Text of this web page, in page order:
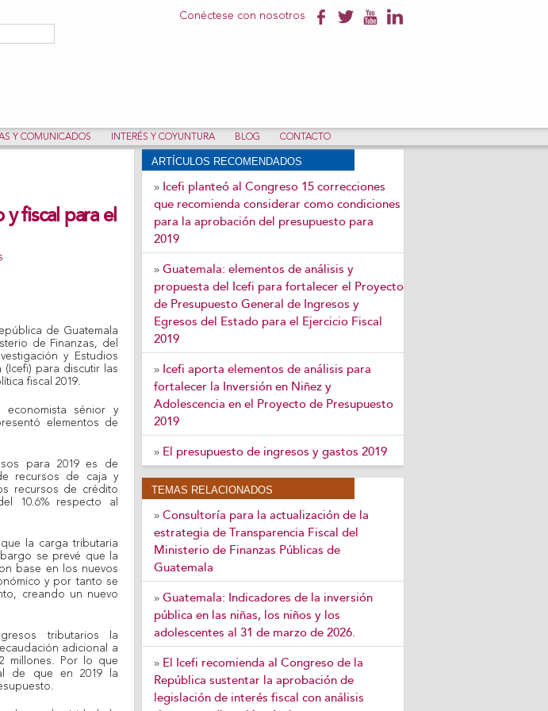
Conéctese con nosotros
Y COMUNICADOS INTERÉS Y COYUNTURA BLOG CONTACTO
y fiscal para el
de Guatemala
de Finanzas, del
y Estudios
(Icefi) para discutir las
fiscal 2019.
sénior y
elementos de
para 2019 es de
recursos de caja y
recursos de crédito
10.6% respecto al
la carga tributaria
se prevé que la
base en los nuevos
y por tanto se
creando un nuevo
tributarios la
adicional a
millones. Por lo que
de que en 2019 la
ARTÍCULOS RECOMENDADOS
» Icefi planteó al Congreso 15 correcciones
que recomienda considerar como condiciones
para la aprobación del presupuesto para
2019
» Guatemala: elementos de análisis y
propuesta del Icefi para fortalecer el Proyecto
de Presupuesto General de Ingresos y
Egresos del Estado para el Ejercicio Fiscal
2019
» Icefi aporta elementos de análisis para
fortalecer la Inversión en Niñez y
Adolescencia en el Proyecto de Presupuesto
2019
» El presupuesto de ingresos y gastos 2019
TEMAS RELACIONADOS
» Consultoría para la actualización de la
estrategia de Transparencia Fiscal del
Ministerio de Finanzas Públicas de
Guatemala
» Guatemala: Indicadores de la inversión
pública en las niñas, los niños y los
adolescentes al 31 de marzo de 2026.
» El Icefi recomienda al Congreso de la
República sustentar la aprobación de
legislación de interés fiscal con análisis